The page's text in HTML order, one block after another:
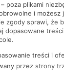
poza plikami
i możesz
zgody sprawi, że
dopasowane
treści i
przez strony